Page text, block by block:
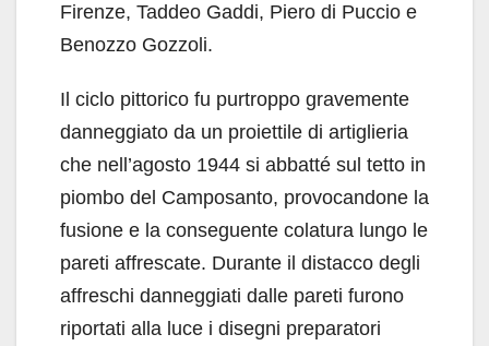
Firenze, Taddeo Gaddi, Piero di Puccio e
Benozzo Gozzoli.
Il ciclo pittorico fu purtroppo gravemente
danneggiato da un proiettile di artiglieria
che nell’agosto 1944 si abbatté sul tetto in
piombo del Camposanto, provocandone la
fusione e la conseguente colatura lungo le
pareti affrescate. Durante il distacco degli
affreschi danneggiati dalle pareti furono
riportati alla luce i disegni preparatori